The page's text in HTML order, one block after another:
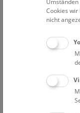
Der Wunsch, ein
alt. Man denke an
und Tieren im
wurde die
immer größer,
der Präparation
entstandenen
dem Anspruch
Cookies wir
nicht